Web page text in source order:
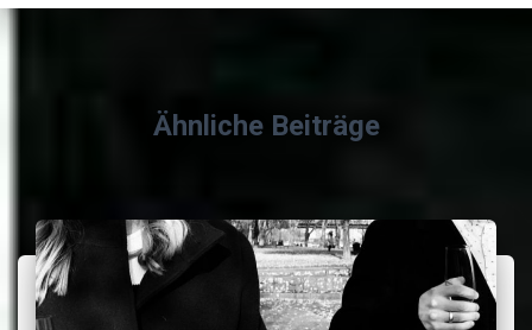
Ähnliche Beiträge